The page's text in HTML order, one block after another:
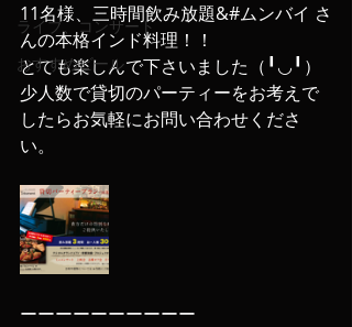
ライブ、コンサート
おすすめビール
11名様、三時間飲み放題&#ムンバイ さ
んの本格インド料理！！
とても楽しんで下さいました（╹◡╹）
少人数で貸切のパーティーをお考えで
したらお気軽にお問い合わせくださ
い。
ーーーーーーーーーー